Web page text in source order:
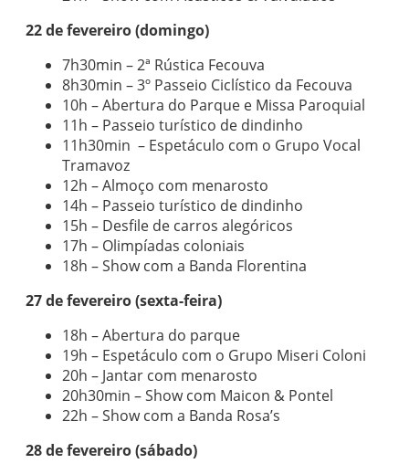
22 de fevereiro (domingo)
7h30min – 2ª Rústica Fecouva
8h30min – 3º Passeio Ciclístico da Fecouva
10h – Abertura do Parque e Missa Paroquial
11h – Passeio turístico de dindinho
11h30min – Espetáculo com o Grupo Vocal
Tramavoz
12h – Almoço com menarosto
14h – Passeio turístico de dindinho
15h – Desfile de carros alegóricos
17h – Olimpíadas coloniais
18h – Show com a Banda Florentina
27 de fevereiro (sexta-feira)
18h – Abertura do parque
19h – Espetáculo com o Grupo Miseri Coloni
20h – Jantar com menarosto
20h30min – Show com Maicon & Pontel
22h – Show com a Banda Rosa’s
28 de fevereiro (sábado)